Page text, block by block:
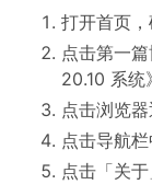
打开首页
点击第一
20.10 系统
点击浏览
点击导航
点击「关